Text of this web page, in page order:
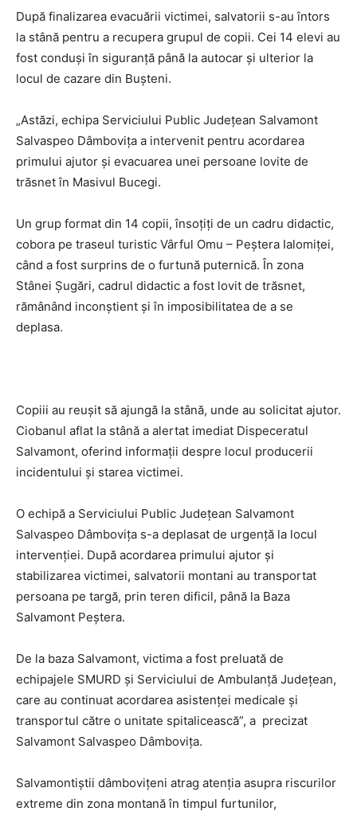
După finalizarea evacuării victimei, salvatorii s-au întors
la stână pentru a recupera grupul de copii. Cei 14 elevi au
fost conduși în siguranță până la autocar și ulterior la
locul de cazare din Bușteni.
„Astăzi, echipa Serviciului Public Județean Salvamont
Salvaspeo Dâmbovița a intervenit pentru acordarea
primului ajutor și evacuarea unei persoane lovite de
trăsnet în Masivul Bucegi.
Un grup format din 14 copii, însoțiți de un cadru didactic,
cobora pe traseul turistic Vârful Omu – Peștera Ialomiței,
când a fost surprins de o furtună puternică. În zona
Stânei Șugări, cadrul didactic a fost lovit de trăsnet,
rămânând inconștient și în imposibilitatea de a se
deplasa.
Copiii au reușit să ajungă la stână, unde au solicitat ajutor.
Ciobanul aflat la stână a alertat imediat Dispeceratul
Salvamont, oferind informații despre locul producerii
incidentului și starea victimei.
O echipă a Serviciului Public Județean Salvamont
Salvaspeo Dâmbovița s-a deplasat de urgență la locul
intervenției. După acordarea primului ajutor și
stabilizarea victimei, salvatorii montani au transportat
persoana pe targă, prin teren dificil, până la Baza
Salvamont Peștera.
De la baza Salvamont, victima a fost preluată de
echipajele SMURD și Serviciului de Ambulanță Județean,
care au continuat acordarea asistenței medicale și
transportul către o unitate spitalicească”, a precizat
Salvamont Salvaspeo Dâmbovița.
Salvamontiștii dâmbovițeni atrag atenția asupra riscurilor
extreme din zona montană în timpul furtunilor,